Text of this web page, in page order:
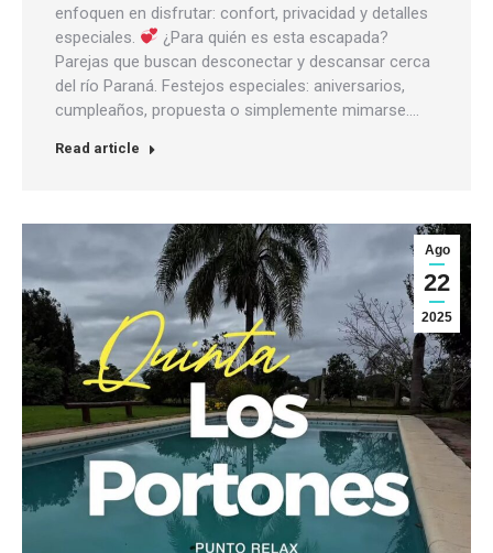
enfoquen en disfrutar: confort, privacidad y detalles
especiales.
¿Para quién es esta escapada?
Parejas que buscan desconectar y descansar cerca
del río Paraná. Festejos especiales: aniversarios,
cumpleaños, propuesta o simplemente mimarse.…
Read article
Ago
22
2025